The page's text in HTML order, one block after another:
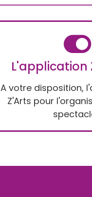
L'application
A votre disposition,
Z'Arts pour